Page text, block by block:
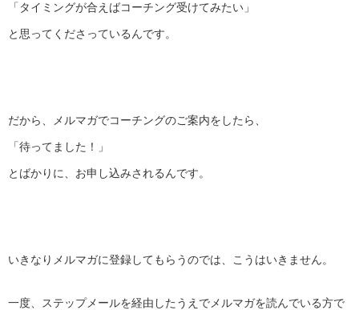
「タイミングが合えばコーチング受けてみたい」
と思ってくださっているんです。
だから、メルマガでコーチングのご案内をしたら、
「待ってました！」
とばかりに、お申し込みされるんです。
いきなりメルマガに登録してもらうのでは、こうはいきません。
一度、ステップメールを経由したうえでメルマガを読んでいる方で